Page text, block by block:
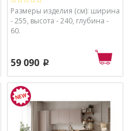
Размеры изделия (см): ширина
- 255, высота - 240, глубина -
60.
59 090 p